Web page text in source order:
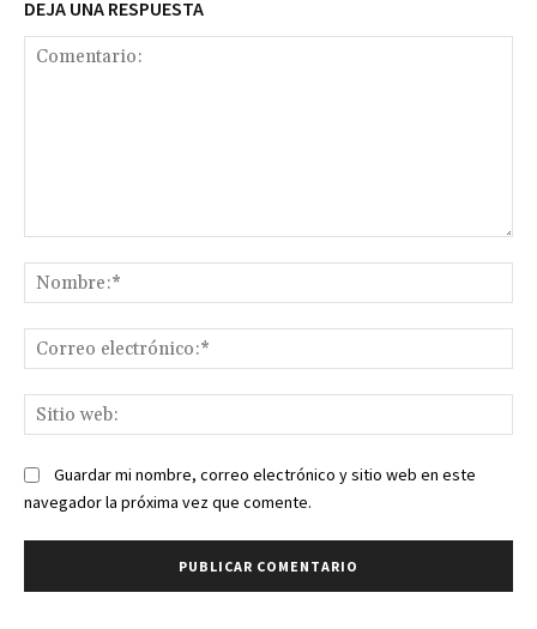
DEJA UNA RESPUESTA
Guardar mi nombre, correo electrónico y sitio web en este
navegador la próxima vez que comente.